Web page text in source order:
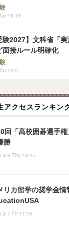
19:15
験2027】文科省「
面接ルール明確化
19:0
アクセスランキン
回「高校囲碁選手
勝
Thu 16:45
リカ留学の奨学金
Fri 11:15